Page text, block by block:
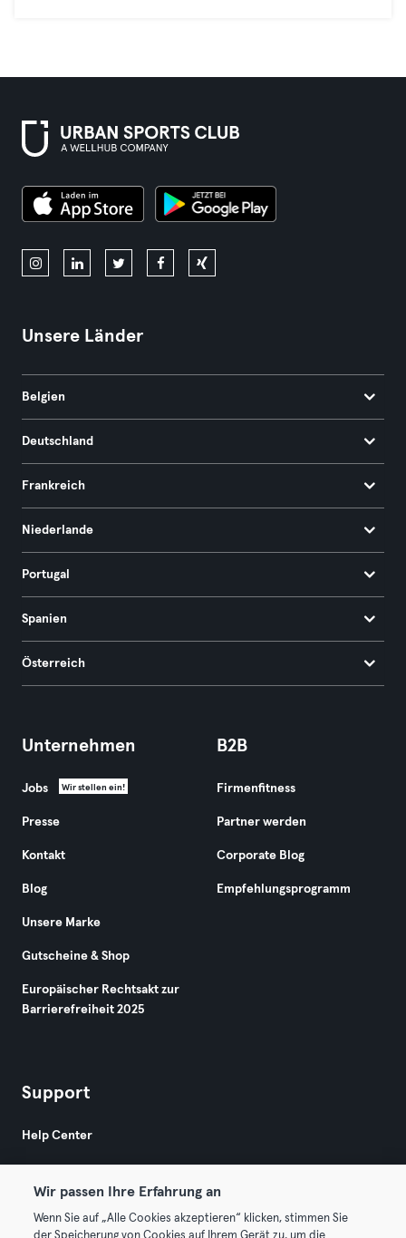
Unsere Länder
Belgien
Deutschland
Frankreich
Niederlande
Portugal
Spanien
Österreich
Unternehmen
Jobs Wir stellen ein!
Presse
Kontakt
Blog
Unsere Marke
Gutscheine & Shop
Europäischer Rechtsakt zur
Barrierefreiheit 2025
B2B
Firmenfitness
Partner werden
Corporate Blog
Empfehlungsprogramm
Support
Help Center
Wir passen Ihre Erfahrung an
Wenn Sie auf „Alle Cookies akzeptieren“ klicken, stimmen Sie